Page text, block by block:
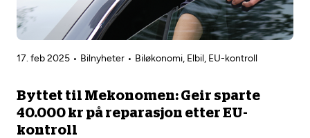
17. feb 2025 Bilnyheter Biløkonomi, Elbil, EU-kontroll
Byttet til Mekonomen: Geir sparte
40.000 kr på reparasjon etter EU-
kontroll